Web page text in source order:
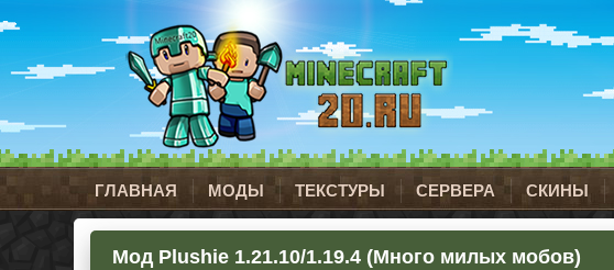
ГЛАВНАЯ МОДЫ ТЕКСТУРЫ СЕРВЕРА СКИНЫ
Мод Plushie 1.21.10/1.19.4 (Много милых мобов)